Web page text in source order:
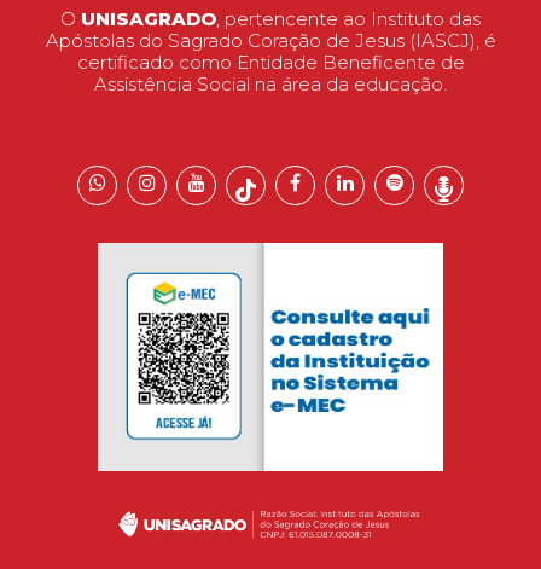
O UNISAGRADO, pertencente ao Instituto das
Apóstolas do Sagrado Coração de Jesus (IASCJ), é
certificado como Entidade Beneficente de
Assistência Social na área da educação.